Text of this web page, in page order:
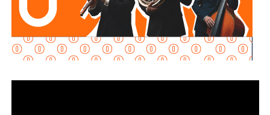
El primer operativo se realizó enuna nave industrial
ubicada en el municipio de San Luis Potosí, donde las
autoridades localizaron una infraestructura de gran escala
presuntamente destinada al procesamiento clandestino de